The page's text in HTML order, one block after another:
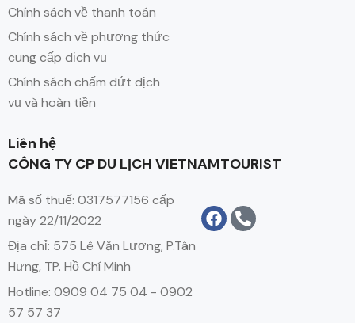
Chính sách về thanh toán
Chính sách về phương thức
cung cấp dịch vụ
Chính sách chấm dứt dịch
vụ và hoàn tiền
Liên hệ
CÔNG TY CP DU LỊCH VIETNAMTOURIST
Mã số thuế: 0317577156 cấp
ngày 22/11/2022
Địa chỉ: 575 Lê Văn Lương, P.Tân
Hưng, TP. Hồ Chí Minh
Hotline: 0909 04 75 04 - 0902
57 57 37